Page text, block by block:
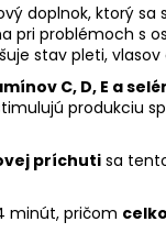
doplnok, ktorý sa
pri problémoch s
stav pleti,
C, D, E a
produkciu
príchuti sa
minút, pričom